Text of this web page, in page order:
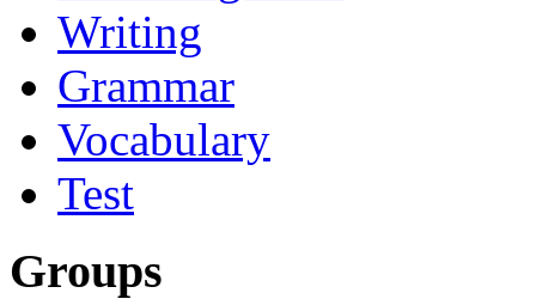
Writing
Grammar
Vocabulary
Test
Groups